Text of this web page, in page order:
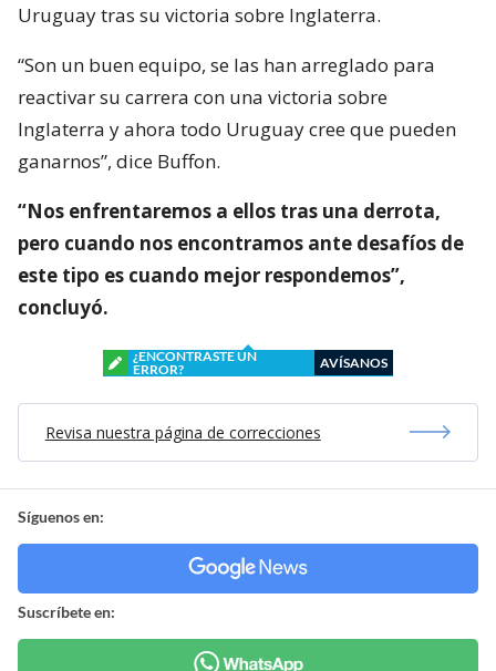
Uruguay tras su victoria sobre Inglaterra.
“Son un buen equipo, se las han arreglado para
reactivar su carrera con una victoria sobre
Inglaterra y ahora todo Uruguay cree que pueden
ganarnos”, dice Buffon.
“Nos enfrentaremos a ellos tras una derrota,
pero cuando nos encontramos ante desafíos de
este tipo es cuando mejor respondemos”,
concluyó.
¿ENCONTRASTE UN
ERROR?
AVÍSANOS
Revisa nuestra página de correcciones
Síguenos en:
Suscríbete en: